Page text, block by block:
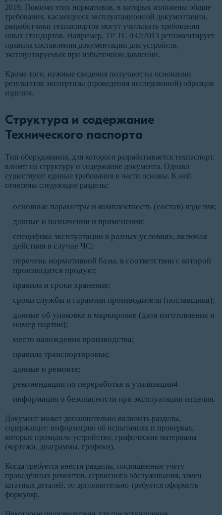
2019. Помимо этих нормативов, в которых изложены общие
требования, касающиеся эксплуатационной документации,
разработчики техпаспортов могут учитывать требования
иных стандартов. Например, ТР ТС 032/2013 регламентирует
правила составления документации для устройств,
эксплуатируемых при избыточном давлении.
Кроме того, нужные сведения получают на основании
результатов экспертизы (проведения исследований) образцов
изделия.
Структура и содержание
Технического паспорта
Тип оборудования, для которого разрабатывается техпаспорт,
влияет на структуру и содержание документа. Однако
существуют единые требования в части основы. К ней
отнесены следующие разделы:
основные параметры и комплектность (состав) изделия;
данные о назначении и применении;
специфика эксплуатации в разных условиях, включая
действия в случае ЧС;
перечень нормативной базы, в соответствии с которой
производится продукт;
правила и сроки хранения;
сроки службы и гарантии производителя (поставщика);
данные об упаковке и маркировке (дата изготовления и
номер партии);
место нахождения производства;
правила транспортировки;
данные о ремонте;
рекомендации по переработке и утилизации4
информация о безопасности при эксплуатации изделия.
Документ может дополнительно включать разделы,
содержащие: информацию об испытаниях и проверках,
которые проходило устройство; графические материалы
(чертежи, диаграммы, графики).
Когда требуется внести разделы, посвящённые учёту
проведённых ремонтов, сервисного обслуживания, замен
штатных деталей, то дополнительно требуется оформить
формуляр.